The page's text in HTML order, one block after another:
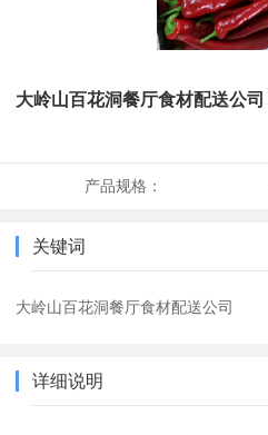
大岭山百花洞餐厅食材配送公
产品规格：
关键词
大岭山百花洞餐厅食材配送公司
详细说明